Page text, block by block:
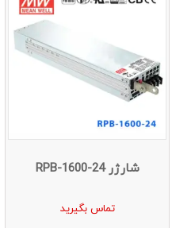
شارژر RPB-1600-24
تماس بگیرید